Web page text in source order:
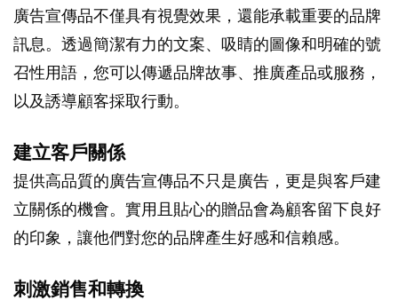
廣告宣傳品不僅具有視覺效果，還能承載重要的品牌
訊息。透過簡潔有力的文案、吸睛的圖像和明確的號
召性用語，您可以傳遞品牌故事、推廣產品或服務，
以及誘導顧客採取行動。
建立客戶關係
提供高品質的廣告宣傳品不只是廣告，更是與客戶建
立關係的機會。實用且貼心的贈品會為顧客留下良好
的印象，讓他們對您的品牌產生好感和信賴感。
刺激銷售和轉換